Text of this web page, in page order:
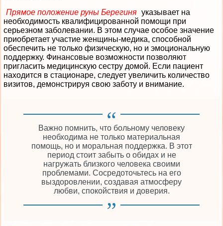
Прямое положение руны Берегиня указывает на
необходимость квалифицированной помощи при
серьезном заболевании. В этом случае особое значение
приобретает участие женщины-медика, способной
обеспечить не только физическую, но и эмоциональную
поддержку. Финансовые возможности позволяют
пригласить медицинскую сестру домой. Если пациент
находится в стационаре, следует увеличить количество
визитов, демонстрируя свою заботу и внимание.
Важно помнить, что больному человеку
необходима не только материальная
помощь, но и моральная поддержка. В этот
период стоит забыть о обидах и не
нагружать близкого человека своими
проблемами. Сосредоточьтесь на его
выздоровлении, создавая атмосферу
любви, спокойствия и доверия.